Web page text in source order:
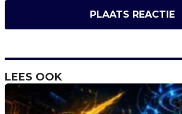
PLAATS REACTIE
LEES OOK